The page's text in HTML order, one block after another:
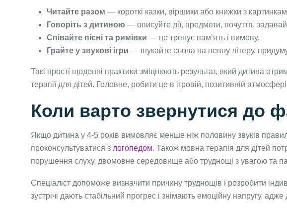
Читайте разом — короткі казки, віршики або книжки з
Говоріть з дитиною — описуйте дії, предмети, почуття,
Співайте пісні та римівки — це тренує пам’ять і вимову.
Грайте у звукові ігри — шукайте слова на певну літеру,
Такі прості щоденні практики зміцнюють результат, який дитина
терапії для дітей. Головне, робити це в ігровій, позитивній
Коли варто звернутися до
Якщо дитина у 4-5 років вимовляє менше ніж половину звуків
проконсультуватися з логопедом. Також мовна терапія для дітей
порушення слуху, двомовне середовище або труднощі з увагою та
Спеціаліст допоможе визначити причину труднощів і розробити
зустрічі дають стабільний прогрес і знімають емоційну напругу, адже